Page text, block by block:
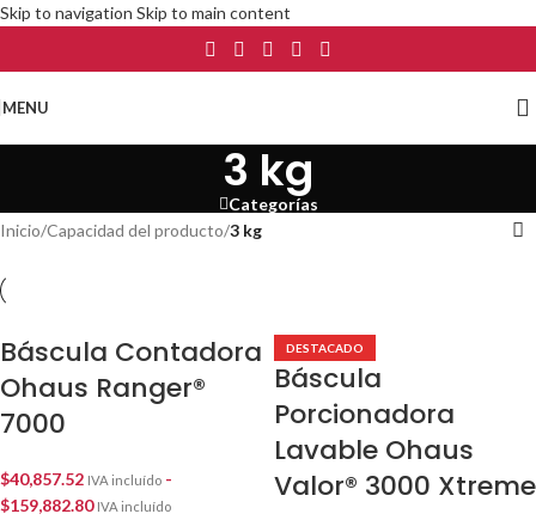
Skip to navigation Skip to main content
MENU
3 kg
Categorías
Inicio/Capacidad del producto/3 kg
Báscula Contadora
Ohaus Ranger®
7000
$40,857.52 IVA incluído -
$159,882.80 IVA incluído
DESTACADO
Báscula
Porcionadora
Lavable Ohaus
Valor® 3000 Xtreme